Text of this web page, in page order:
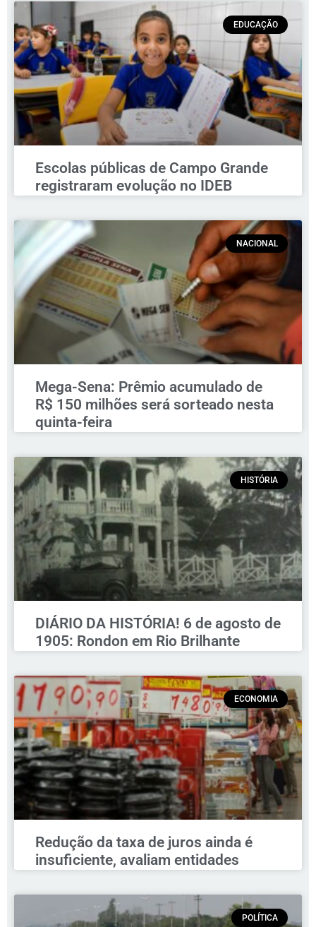
EDUCAÇÃO
Escolas públicas de Campo Grande
registraram evolução no IDEB
NACIONAL
Mega-Sena: Prêmio acumulado de
R$ 150 milhões será sorteado nesta
quinta-feira
HISTÓRIA
DIÁRIO DA HISTÓRIA! 6 de agosto de
1905: Rondon em Rio Brilhante
ECONOMIA
Redução da taxa de juros ainda é
insuficiente, avaliam entidades
POLÍTICA